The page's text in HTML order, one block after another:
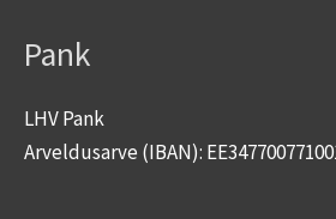
Pank
LHV Pank
Arveldusarve (IBAN):